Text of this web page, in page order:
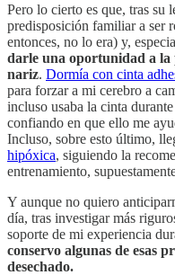
Pero lo cierto es que, tras su
predisposición familiar a ser
entonces, no lo era) y,
darle una oportunidad a
nariz. Dormía con cinta
para forzar a mi cerebro a
incluso usaba la cinta
confiando en que ello me
Incluso, sobre esto último,
hipóxica, siguiendo la
entrenamiento,
Y aunque no quiero
día, tras investigar más
soporte de mi experiencia
conservo algunas de esas
desechado.